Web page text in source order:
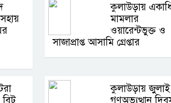
কুলাউড়ায়
মামলার
ওয়ারেন্টভুক্ত ও
সাজাপ্রাপ্ত আসামি গ্রেপ্তার
কুলাউড়ায় জুলাই
গণঅভ্যুত্থান